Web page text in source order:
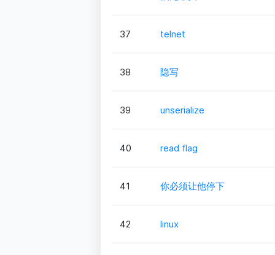
37 telnet
38 隐写
39 unserialize
40 read flag
41 你必须让他停下
42 linux